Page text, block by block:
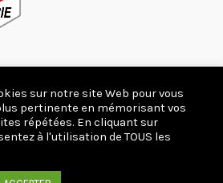
sur notre site Web pour vous
pertinente en mémorisant vos
répétées. En cliquant sur
à l'utilisation de TOUS les